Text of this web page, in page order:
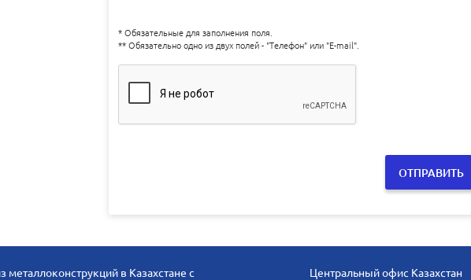
* Обязательные для заполнения поля.
** Обязательно одно из двух полей - "Телефон" или "E-mail".
в Казахстане с
Центральный офис Казахстан